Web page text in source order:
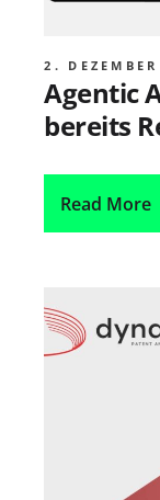
2.
Agentic
bereits
Read More